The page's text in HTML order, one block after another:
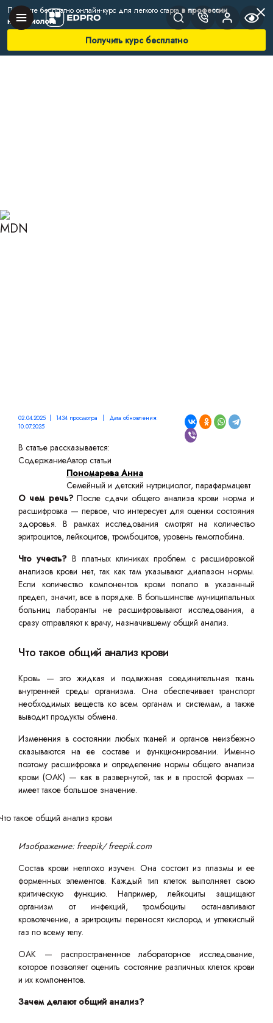
Получите бесплатно онлайн-курс для легкого стартав профессии
нутрициолога
Получить курс бесплатно
02.04.2025 | 1434 просмотра | Дата обновления:
10.07.2025
В статье рассказывается:
СодержаниеАвтор статьи
Пономарева Анна
Семейный и детский нутрициолог, парафармацевт
О чем речь?После сдачи общего анализа крови норма и
расшифровка — первое, что интересует для оценки состояния
здоровья. В рамках исследования смотрят на количество
эритроцитов, лейкоцитов, тромбоцитов, уровень гемоглобина.
Что учесть? В платных клиниках проблем с расшифровкой
анализов крови нет, так как там указывают диапазон нормы.
Если количество компонентов крови попало в указанный
предел, значит, все в порядке. В большинстве муниципальных
больниц лаборанты не расшифровывают исследования, а
сразу отправляют к врачу, назначившему общий анализ.
Что такое общий анализ крови
Кровь — это жидкая и подвижная соединительная ткань
внутренней среды организма. Она обеспечивает транспорт
необходимых веществ ко всем органам и системам, а также
выводит продукты обмена.
Изменения в состоянии любых тканей и органов неизбежно
сказываются на ее составе и функционировании. Именно
поэтому расшифровка и определение нормы общего анализа
крови (ОАК) — как в развернутой, так и в простой формах —
имеет такое большое значение.
Изображение: freepik/ freepik.com
Состав крови неплохо изучен. Она состоит из плазмы и ее
форменных элементов. Каждый тип клеток выполняет свою
критическую функцию. Например, лейкоциты защищают
организм от инфекций, тромбоциты останавливают
кровотечение, а эритроциты переносят кислород и углекислый
газ по всему телу.
ОАК — распространенное лабораторное исследование,
которое позволяет оценить состояние различных клеток крови
и их компонентов.
Зачем делают общий анализ?